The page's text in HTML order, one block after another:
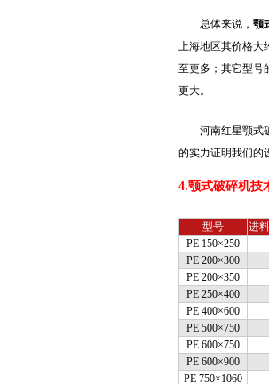
总体来说， 颚
上海地区其价格大
至更多；其它型号
更大。
河南红星颚式
的实力证明我们的
4.颚式破碎机技
型号 进
PE 150×250
PE 200×300
PE 200×350
PE 250×400
PE 400×600
PE 500×750
PE 600×750
PE 600×900
PE 750×1060